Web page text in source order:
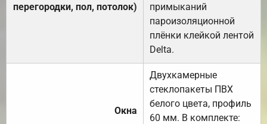
перегородки, пол, потолок)
примыканий
пароизоляционной
плёнки клейкой лентой
Delta.
Окна
Двухкамерные
стеклопакеты ПВХ
белого цвета, профиль
60 мм. В комплекте: